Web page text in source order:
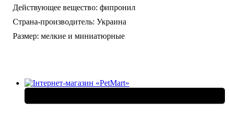
Действующее вещество: фипронил
Страна-производитель: Украина
Размер: мелкие и миниатюрные